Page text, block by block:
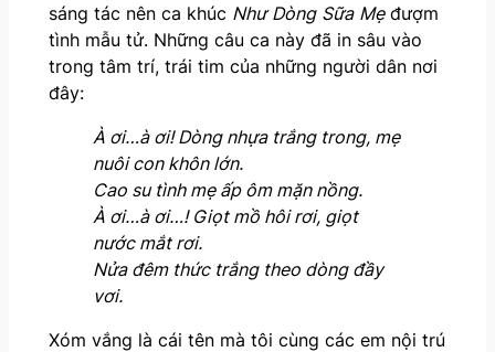
sáng tác nên ca khúc Như Dòng Sữa Mẹđượm
tình mẫu tử. Những câu ca này đã in sâu vào
trong tâm trí, trái tim của những người dân nơi
đây:
À ơi…à ơi! Dòng nhựa trắng trong, mẹ
nuôi con khôn lớn.
Cao su tình mẹ ấp ôm mặn nồng.
À ơi…à ơi…! Giọt mồ hôi rơi, giọt
nước mắt rơi.
Nửa đêm thức trắng theo dòng đầy
vơi.
Xóm vắng là cái tên mà tôi cùng các em nội trú